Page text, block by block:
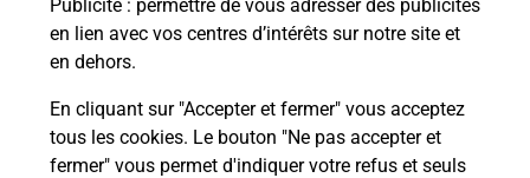
Publicité : permettre de vous adresser des publicités
en lien avec vos centres d’intérêts sur notre site et
en dehors.
En cliquant sur "Accepter et fermer" vous acceptez
tous les cookies. Le bouton "Ne pas accepter et
fermer" vous permet d'indiquer votre refus et seuls
Est-ce que je peux garder mon
numéro de mobile gratuitement ?
Est-ce que je peux bénéficier de la 5G
avec La Poste Mobile ?